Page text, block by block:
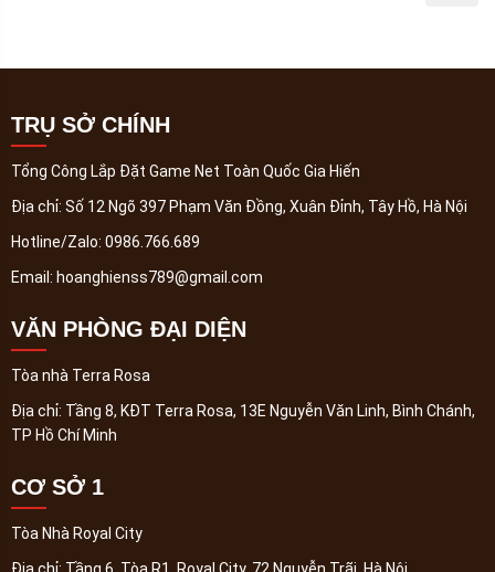
TRỤ SỞ CHÍNH
Tổng Công Lắp Đặt Game Net Toàn Quốc Gia Hiến
Địa chỉ: Số 12 Ngõ 397 Phạm Văn Đồng, Xuân Đỉnh, Tây Hồ, Hà Nội
Hotline/Zalo: 0986.766.689
Email: hoanghienss789@gmail.com
VĂN PHÒNG ĐẠI DIỆN
Tòa nhà Terra Rosa
Địa chỉ: Tầng 8, KĐT Terra Rosa, 13E Nguyễn Văn Linh, Bình Chánh,
TP Hồ Chí Minh
CƠ SỞ 1
Tòa Nhà Royal City